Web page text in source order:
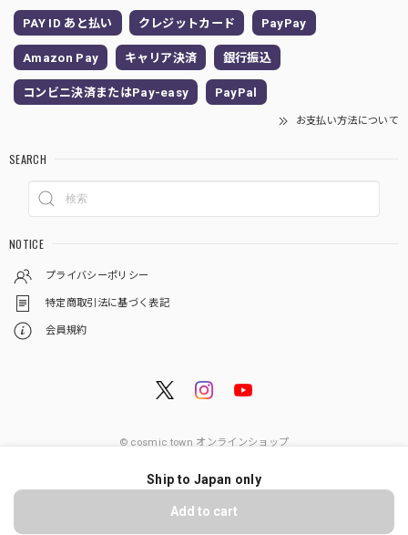
PAY ID あと払い クレジットカード PayPay
Amazon Pay キャリア決済 銀行振込
コンビニ決済またはPay-easy PayPal
お支払い方法について
SEARCH
NOTICE
プライバシーポリシー
特定商取引法に基づく表記
会員規約
© cosmic town オンラインショップ
Ship to Japan only
Add to cart
ショップに質問する